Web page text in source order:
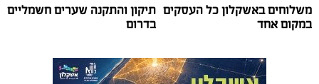
משלוחים באשקלון כל העסקים
במקום אחד
תיקון והתקנה שערים חשמליים
בדרום